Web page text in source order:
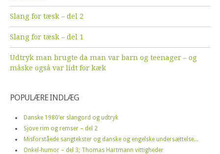
Slang for tæsk – del 2
Slang for tæsk – del 1
Udtryk man brugte da man var barn og teenager – og
måske også var lidt for kæk
POPULÆRE INDLÆG
Danske 1980’er slangord og udtryk
Sjove rim og remser – del 2
Misforståede sangtekster og danske og engelske undersættelse...
Onkel-humor – del 3; Thomas Hartmann vittigheder